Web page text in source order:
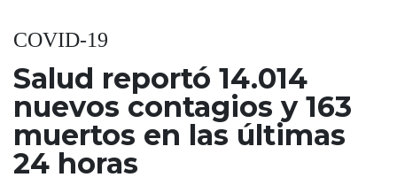
Ambiente y sustentabilidad
Deportes
Córdoba diverse
Córdoba independiente
San Francisco y zona
Traslasierra
Punilla / Carlos Paz
Alta Gracia
COVID-19
Salud reportó 14.014
nuevos contagios y 163
muertos en las últimas
24 horas